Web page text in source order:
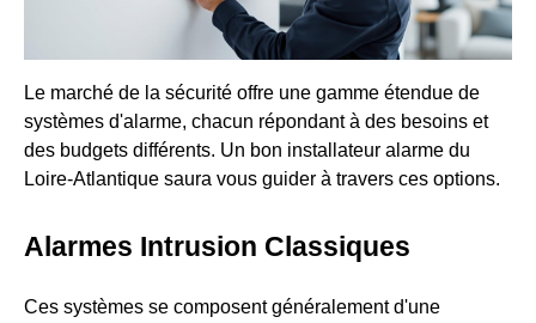
Le marché de la sécurité offre une gamme étendue de
systèmes d'alarme, chacun répondant à des besoins et
des budgets différents. Un bon installateur alarme du
Loire-Atlantique saura vous guider à travers ces options.
Alarmes Intrusion Classiques
Ces systèmes se composent généralement d'une